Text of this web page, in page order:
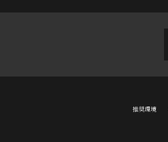
推奨環境